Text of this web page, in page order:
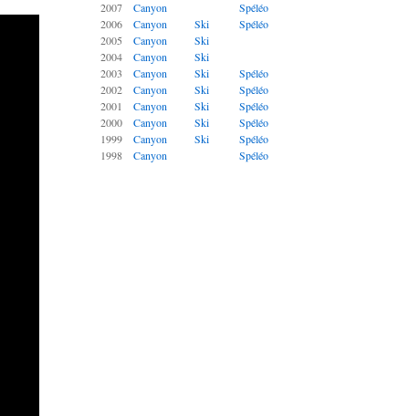
2007
Canyon
Spéléo
2006
Canyon Ski
Spéléo
2005
Canyon
Ski
2004
Canyon
Ski
2003
Canyon Ski
Spéléo
2002
Canyon Ski
Spéléo
2001
Canyon Ski
Spéléo
2000
Canyon Ski
Spéléo
1999
Canyon Ski
Spéléo
1998
Canyon Spéléo